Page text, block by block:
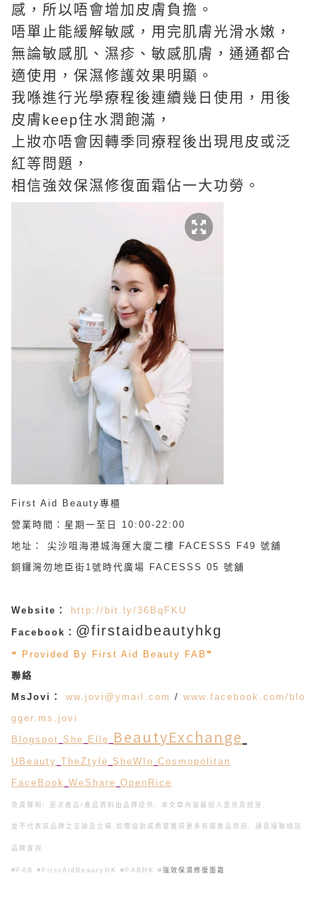
感，所以唔會增加皮膚負擔。
唔單止能緩解敏感，用完肌膚光滑水嫩，
無論敏感肌、濕疹、敏感肌膚，通通都合
適使用，保濕修護效果明顯。
我喺進行光學療程後連續幾日使用，用後
皮膚keep住水潤飽滿，
上妝亦唔會因轉季同療程後出現甩皮或泛
紅等問題，
相信強效保濕修復面霜佔一大功勞。
First Aid Beauty專櫃
營業時間：星期一至日 10:00-22:00
地址： 尖沙咀海港城海運大廈二樓 FACESSS F49 號舖
銅鑼灣勿地臣街1號時代廣場 FACESSS 05 號舖
Website： http://bit.ly/36BqFKU
Facebook： @firstaidbeautyhkg
❝ Provided By First Aid Beauty FAB❞
聯絡
MsJovi： ww.jovi@ymail.com / www.facebook.com/blo
gger.ms.jovi
Blogspot She Elle BeautyExchange
UBeauty TheZtyle SheWIn Cosmopolitan
FaceBook WeShare OpenRice
免責聲明: 是次產品/產品資料由品牌提供, 本文章內容屬個人意見及感受,
並不代表該品牌之言論及立場, 如需協助或希望獲得更多有關產品資訊, 請直接聯絡該
品牌查詢
#FAB #FirstAidBeautyHK #FABHK # 強效保濕修復面霜